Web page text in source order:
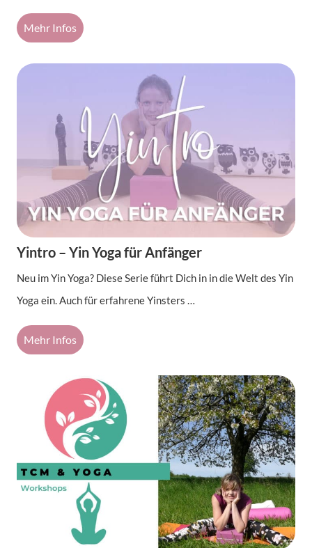
Mehr Infos
Yintro – Yin Yoga für Anfänger
Neu im Yin Yoga? Diese Serie führt Dich in in die Welt des Yin
Yoga ein. Auch für erfahrene Yinsters …
Mehr Infos